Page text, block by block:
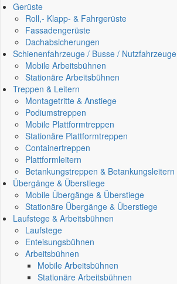
Gerüste
Roll,- Klapp- & Fahrgerüste
Fassadengerüste
Dachabsicherungen
Schienenfahrzeuge / Busse / Nutzfahrzeuge
Mobile Arbeitsbühnen
Stationäre Arbeitsbühnen
Treppen & Leitern
Montagetritte & Anstiege
Podiumstreppen
Mobile Plattformtreppen
Stationäre Plattformtreppen
Containertreppen
Plattformleitern
Betankungstreppen & Betankungsleitern
Übergänge & Überstiege
Mobile Übergänge & Überstiege
Stationäre Übergänge & Überstiege
Laufstege & Arbeitsbühnen
Laufstege
Enteisungsbühnen
Arbeitsbühnen
Mobile Arbeitsbühnen
Stationäre Arbeitsbühnen